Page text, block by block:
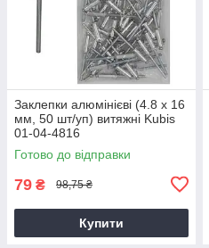
Заклепки алюмінієві (4.8 х 16
мм, 50 шт/уп) витяжні Kubis
01-04-4816
Готово до відправки
79 ₴ 98,75 ₴
Купити